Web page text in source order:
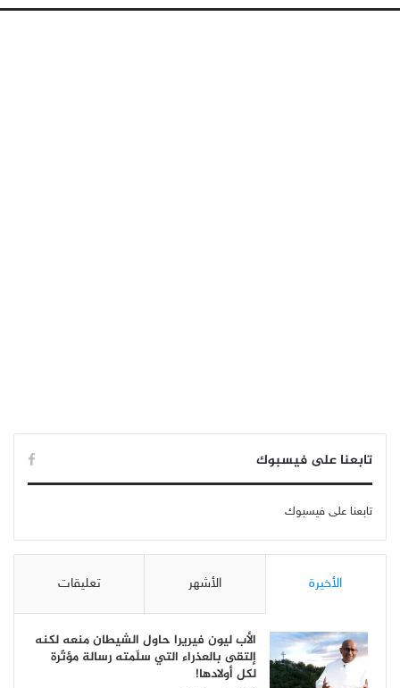
تابعنا على فيسبوك
تابعنا على فيسبوك
الأخيرة الأشهر تعليقات
الأب ليون فيريرا حاول الشيطان منعه لكنه
إلتقى بالعذراء التي سلّمته رسالة مؤثّرة
لكل أولادها!